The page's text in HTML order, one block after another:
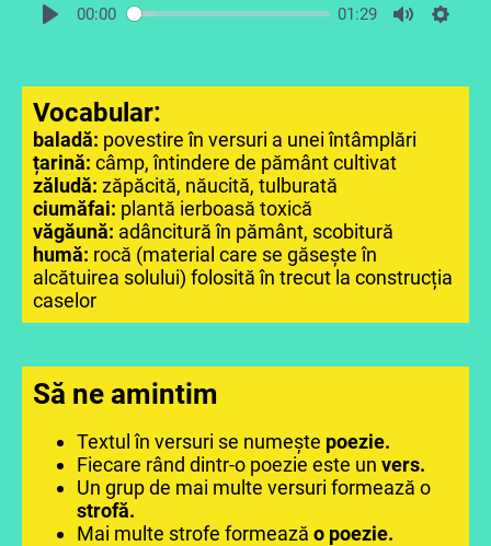
00:00 01:29
Vocabular:
baladă: povestire în versuri a unei întâmplări
țarină: câmp, întindere de pământ cultivat
zăludă: zăpăcită, năucită, tulburată
ciumăfai: plantă ierboasă toxică
văgăună: adâncitură în pământ, scobitură
humă: rocă (material care se găsește în
alcătuirea solului) folosită în trecut la construcția
caselor
Să ne amintim
Textul în versuri se numește poezie.
Fiecare rând dintr-o poezie este un vers.
Un grup de mai multe versuri formează o
strofă.
Mai multe strofe formează o poezie.